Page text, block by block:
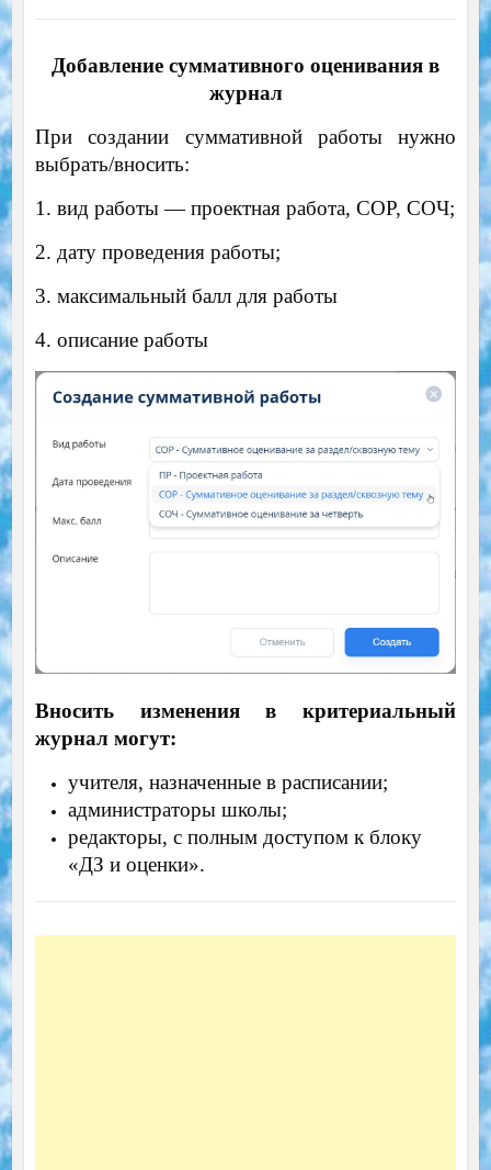
Добавление суммативного оценивания в
журнал
При создании суммативной работы нужно
выбрать/вносить:
1. вид работы — проектная работа, СОР, СОЧ;
2. дату проведения работы;
3. максимальный балл для работы
4. описание работы
Вносить изменения в критериальный
журнал могут:
учителя, назначенные в расписании;
администраторы школы;
редакторы, с полным доступом к блоку
«ДЗ и оценки».